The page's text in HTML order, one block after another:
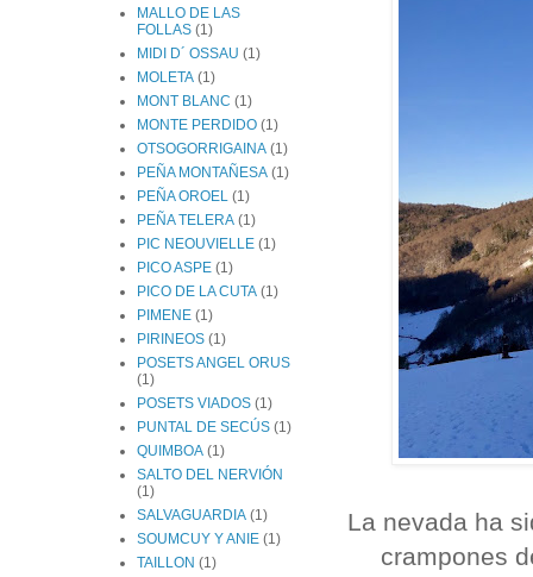
La nevada ha
crampones
MALLO DE LAS
FOLLAS (1)
MIDI D´ OSSAU (1)
MOLETA (1)
MONT BLANC (1)
MONTE PERDIDO (1)
OTSOGORRIGAINA (1)
PEÑA MONTAÑESA (1)
PEÑA OROEL (1)
PEÑA TELERA (1)
PIC NEOUVIELLE (1)
PICO ASPE (1)
PICO DE LA CUTA (1)
PIMENE (1)
PIRINEOS (1)
POSETS ANGEL ORUS
(1)
POSETS VIADOS (1)
PUNTAL DE SECÚS (1)
QUIMBOA (1)
SALTO DEL NERVIÓN
(1)
SALVAGUARDIA (1)
SOUMCUY Y ANIE (1)
TAILLON (1)